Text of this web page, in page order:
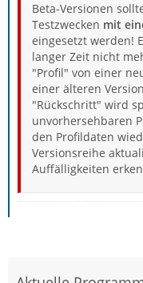
Beta-Versionen
Testzwecken mit
eingesetzt werden!
langer Zeit nicht
"Profil" von einer
einer älteren
"Rückschritt" wird
unvorhersehbaren
den Profildaten
Versionsreihe
Auffälligkeiten